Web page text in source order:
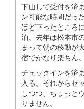
下山して受付を済
ン可能な時間だっ
ほど下ったところ
泊。去年は松本市
まって朝の移動が
宿でかなり楽ちん。
チェックインを済
入る。それからゼ
しつつ、ちょっと
りません。